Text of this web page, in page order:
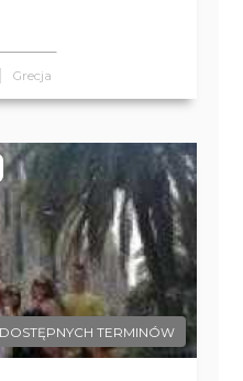
Grecja
TERMINÓW